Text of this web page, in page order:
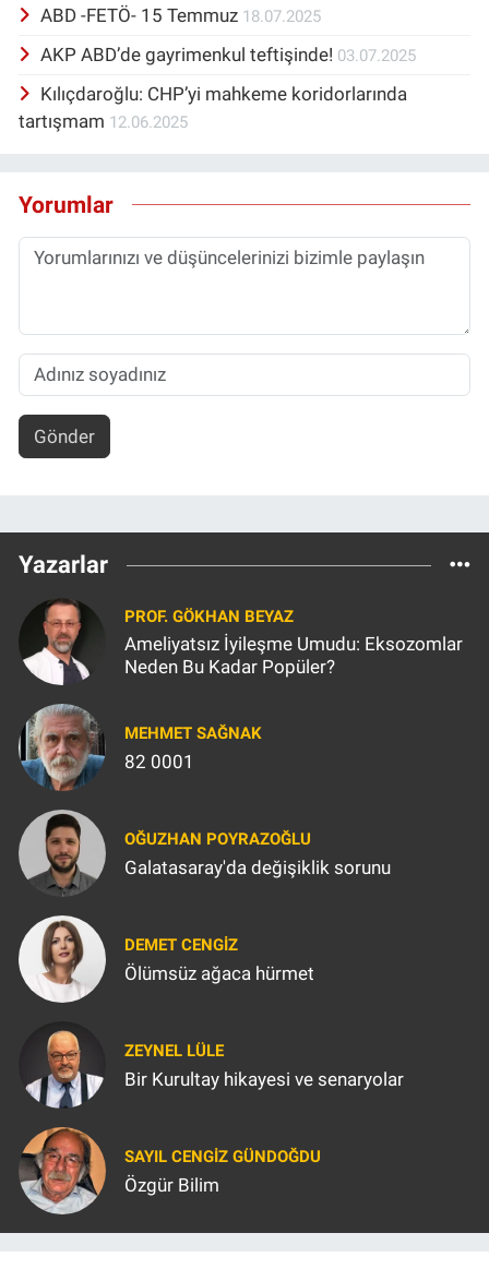
ABD -FETÖ- 15 Temmuz 18.07.2025
AKP ABD’de gayrimenkul teftişinde! 03.07.2025
Kılıçdaroğlu: CHP’yi mahkeme koridorlarında
tartışmam 12.06.2025
Yorumlar
Gönder
Yazarlar
PROF. GÖKHAN BEYAZ
Ameliyatsız İyileşme Umudu: Eksozomlar
Neden Bu Kadar Popüler?
MEHMET SAĞNAK
82 0001
OĞUZHAN POYRAZOĞLU
Galatasaray'da değişiklik sorunu
DEMET CENGIZ
Ölümsüz ağaca hürmet
ZEYNEL LÜLE
Bir Kurultay hikayesi ve senaryolar
SAYIL CENGIZ GÜNDOĞDU
Özgür Bilim